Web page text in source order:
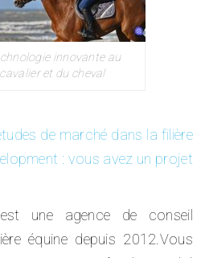
innovante au
et du cheval
de marché dans la filière
: vous avez un projet
une agence de conseil
équine depuis 2012.Vous